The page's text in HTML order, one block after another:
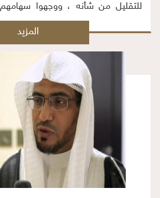
للتقليل من شأنه ، ووجهوا سهامهم
ومتهمين له بالصوفية ، وأخذ الأجرة
المزيد